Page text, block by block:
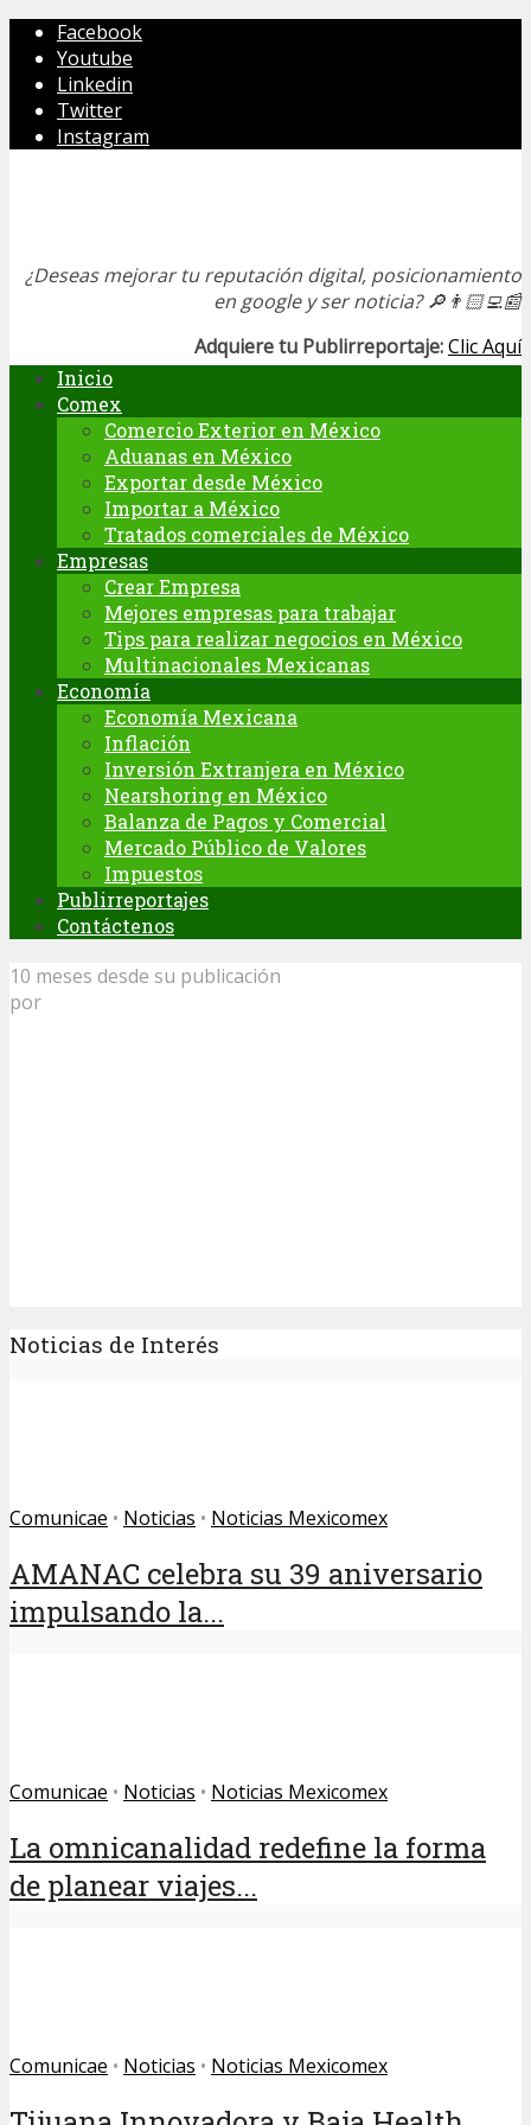
Facebook
Youtube
Linkedin
Twitter
Instagram
¿Deseas mejorar tu reputación digital, posicionamiento
en google y ser noticia?🔎👨🏻‍💻📰
Adquiere tu Publirreportaje:Clic Aquí
Inicio
Comex
Comercio Exterior en México
Aduanas en México
Exportar desde México
Importar a México
Tratados comerciales de México
Empresas
Crear Empresa
Mejores empresas para trabajar
Tips para realizar negocios en México
Multinacionales Mexicanas
Economía
Economía Mexicana
Inflación
Inversión Extranjera en México
Nearshoring en México
Balanza de Pagos y Comercial
Mercado Público de Valores
Impuestos
Publirreportajes
Contáctenos
10 meses desde su publicación
por
Noticias de Interés
Comunicae • Noticias • Noticias Mexicomex
AMANAC celebra su 39 aniversario
impulsando la...
Comunicae • Noticias • Noticias Mexicomex
La omnicanalidad redefine la forma
de planear viajes...
Comunicae • Noticias • Noticias Mexicomex